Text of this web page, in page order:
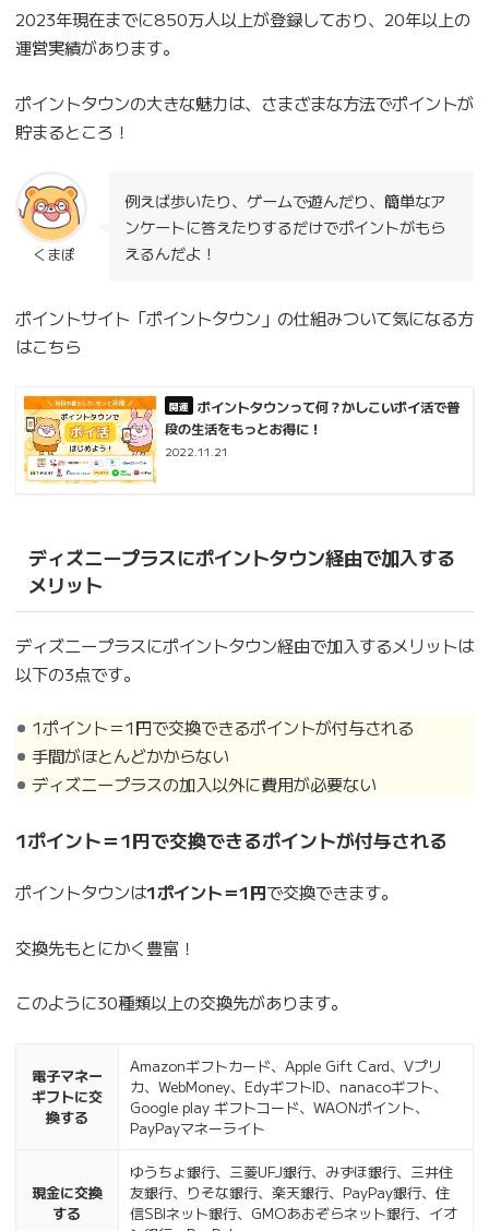
2023年現在までに850万人以上が登録しており、20年以上の
運営実績があります。
ポイントタウンの大きな魅力は、さまざまな方法でポイントが
貯まるところ！
くまぽ
例えば歩いたり、ゲームで遊んだり、簡単なア
ンケートに答えたりするだけでポイントがもら
えるんだよ！
ポイントサイト「ポイントタウン」の仕組みついて気になる方
はこちら
ポイントタウンって何？かしこいポイ活で普
段の生活をもっとお得に！
2022.11.21
ディズニープラスにポイントタウン経由で加入する
メリット
ディズニープラスにポイントタウン経由で加入するメリットは
以下の3点です。
1ポイント＝1円で交換できるポイントが付与される
手間がほとんどかからない
ディズニープラスの加入以外に費用が必要ない
1ポイント＝1円で交換できるポイントが付与される
ポイントタウンは1ポイント＝1円で交換できます。
交換先もとにかく豊富！
このように30種類以上の交換先があります。
電子マネー
ギフトに交
換する
Amazonギフトカード、Apple Gift Card、Vプリ
カ、WebMoney、EdyギフトID、nanacoギフト、
Google play ギフトコード、WAONポイント、
PayPayマネーライト
現金に交換
する
ゆうちょ銀行、三菱UFJ銀行、みずほ銀行、三井住
友銀行、りそな銀行、楽天銀行、PayPay銀行、住
信SBIネット銀行、GMOあおぞらネット銀行、イオ